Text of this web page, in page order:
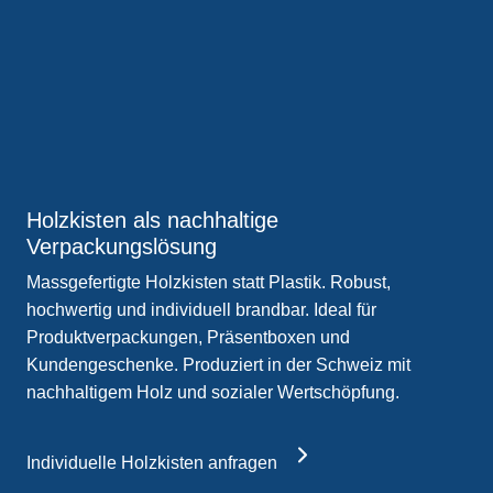
Holzkisten als nachhaltige
Verpackungslösung
Massgefertigte Holzkisten statt Plastik. Robust,
hochwertig und individuell brandbar. Ideal für
Produktverpackungen, Präsentboxen und
Kundengeschenke. Produziert in der Schweiz mit
nachhaltigem Holz und sozialer Wertschöpfung.
Individuelle Holzkisten anfragen